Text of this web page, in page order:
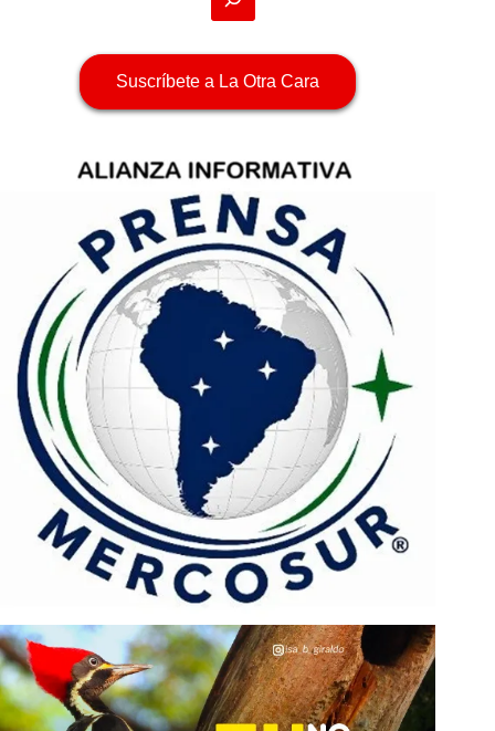
Suscríbete a La Otra Cara